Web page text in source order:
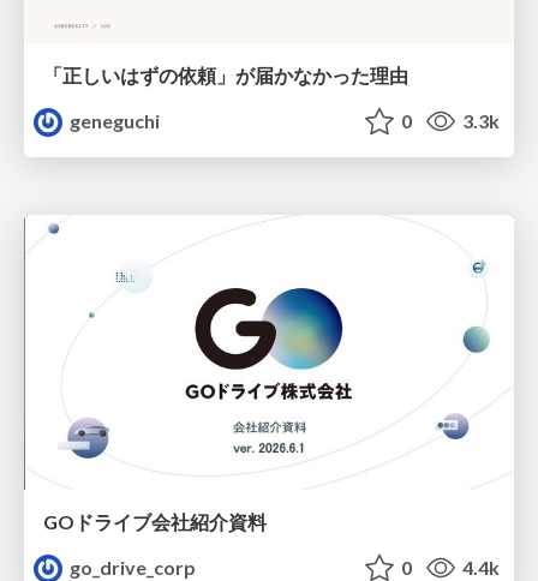
「正しいはずの依頼」が届かなかった理由
geneguchi
0 3.3k
GOドライブ会社紹介資料
go_drive_corp
0 4.4k